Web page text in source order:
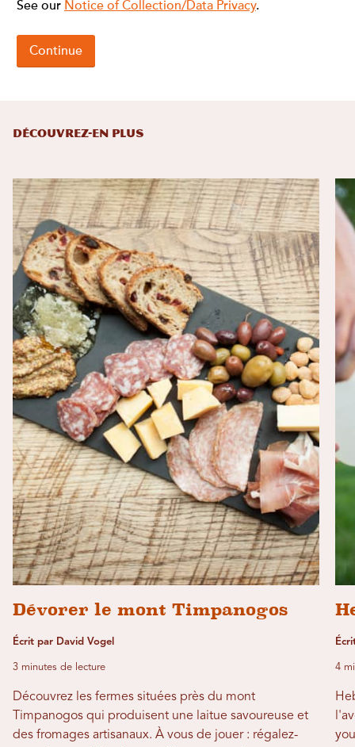
DÉCOUVREZ-EN PLUS
Dévorer le mont Timpanogos
Écrit par David Vogel
3 minutes de lecture
Découvrez les fermes situées près du mont
Timpanogos qui produisent une laitue savoureuse et
des fromages artisanaux. À vous de jouer : régalez-
4